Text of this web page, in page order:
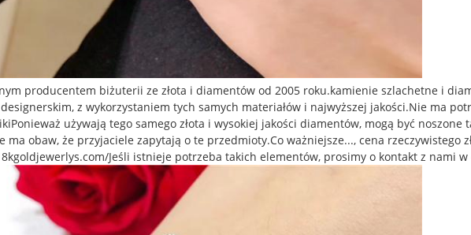
producentem biżuterii ze złota i diamentów od 2005 roku.kamienie szlachetne i
z wykorzystaniem tych samych materiałów i najwyższej jakości.Nie ma
używają tego samego złota i wysokiej jakości diamentów, mogą być
ma obaw, że przyjaciele zapytają o te przedmioty.Co ważniejsze..., cena rzeczywistego
Jeśli istnieje potrzeba takich elementów, prosimy o kontakt z nami w